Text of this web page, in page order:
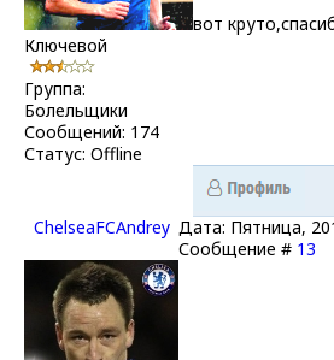
Ключевой
Группа:
Болельщики
Сообщений: 174
Статус: Offline
вот
ChelseaFCAndrey Дата: Пятница,
Сообщение # 13